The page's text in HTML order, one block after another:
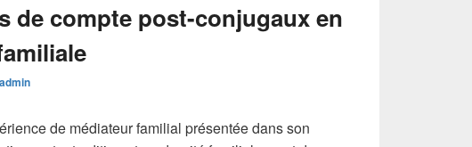
de compte post-conjugaux en
admin
de médiateur familial présentée dans son